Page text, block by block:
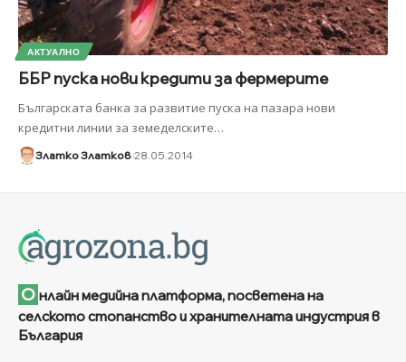
АКТУАЛНО
ББР пуска нови кредити за фермерите
Българската банка за развитие пуска на пазара нови
кредитни линии за земеделските…
Златко Златков 28.05.2014
О нлайн медийна платформа, посветена на
селското стопанство и хранителната индустрия в
България